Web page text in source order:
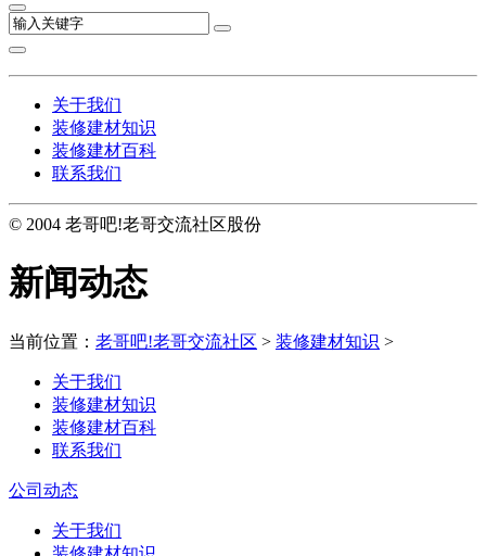
关于我们
装修建材知识
装修建材百科
联系我们
© 2004 老哥吧!老哥交流社区股份
新闻动态
当前位置： 老哥吧!老哥交流社区 > 装修建材知识 >
关于我们
装修建材知识
装修建材百科
联系我们
公司动态
关于我们